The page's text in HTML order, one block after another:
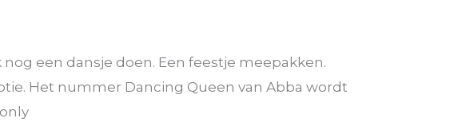
een dansje doen. Een feestje meepakken.
Het nummer Dancing Queen van Abba wordt